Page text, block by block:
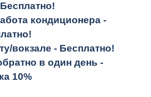
Бесплатно!
кондиционера -
вокзале - Бесплатно!
в один день -
10%